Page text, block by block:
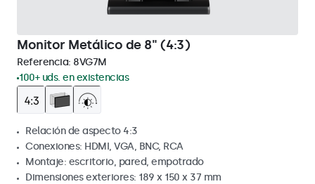
Monitor Metálico de 8" (4:3)
Referencia: 8VG7M
100+ uds. en existencias
Relación de aspecto 4:3
Conexiones: HDMI, VGA, BNC, RCA
Montaje: escritorio, pared, empotrado
Dimensiones exteriores: 189 x 150 x 37 mm